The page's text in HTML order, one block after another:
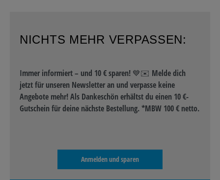
NICHTS MEHR VERPASSEN:
Immer informiert – und 10 € sparen! 💙✉️ Melde dich
jetzt für unseren Newsletter an und verpasse keine
Angebote mehr! Als Dankeschön erhältst du einen 10 €-
Gutschein für deine nächste Bestellung. *MBW 100 € netto.
Anmelden und sparen